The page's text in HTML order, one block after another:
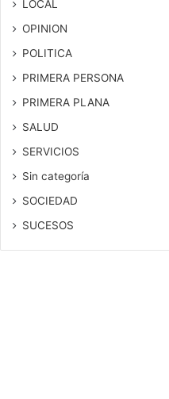
LOCAL
OPINION
POLITICA
PRIMERA PERSONA
PRIMERA PLANA
SALUD
SERVICIOS
Sin categoría
SOCIEDAD
SUCESOS